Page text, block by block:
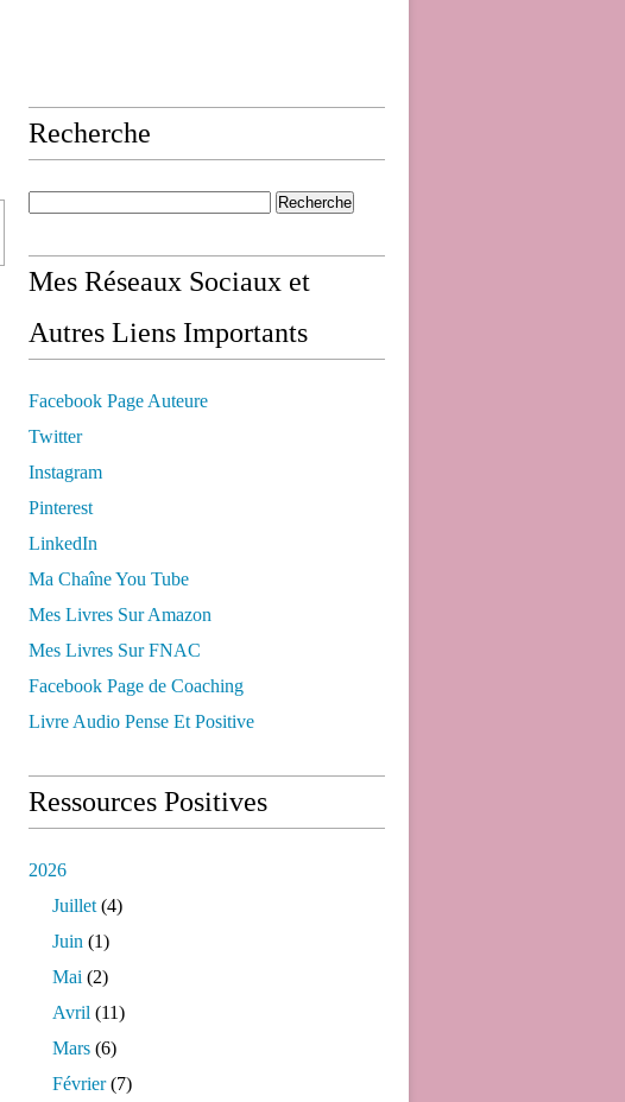
Recherche
Mes Réseaux Sociaux et
Autres Liens Importants
Facebook Page Auteure
Twitter
Instagram
Pinterest
LinkedIn
Ma Chaîne You Tube
Mes Livres Sur Amazon
Mes Livres Sur FNAC
Facebook Page de Coaching
Livre Audio Pense Et Positive
Ressources Positives
2026
Juillet (4)
Juin (1)
Mai (2)
Avril (11)
Mars (6)
Février(7)